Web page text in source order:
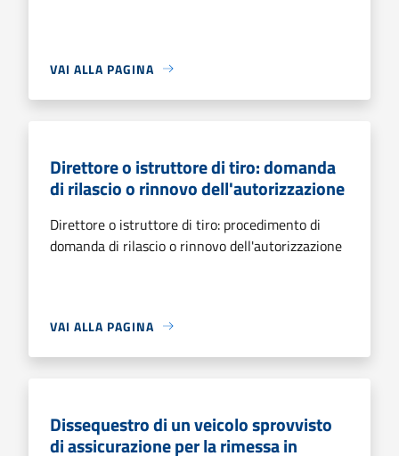
VAI ALLA PAGINA
Direttore o istruttore di tiro: domanda
di rilascio o rinnovo dell'autorizzazione
Direttore o istruttore di tiro: procedimento di
domanda di rilascio o rinnovo dell'autorizzazione
VAI ALLA PAGINA
Dissequestro di un veicolo sprovvisto
di assicurazione per la rimessa in